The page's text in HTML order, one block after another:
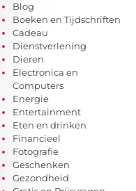
Blog
Boeken en Tijdschriften
Cadeau
Dienstverlening
Dieren
Electronica en
Computers
Energie
Entertainment
Eten en drinken
Financieel
Fotografie
Geschenken
Gezondheid